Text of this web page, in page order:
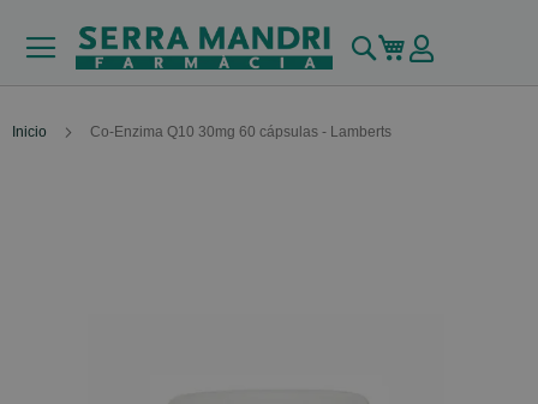
Buscar
Mi carrito
Inicio Co-Enzima Q10 30mg 60 cápsulas - Lamberts